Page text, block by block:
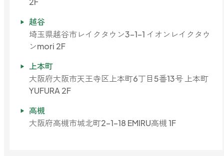
越谷
埼玉県越谷市レイクタウン3-1-1 イオンレイクタウ
ンmori 2F
上本町
大阪府大阪市天王寺区上本町6丁目5番13号 上本町
YUFURA 2F
高槻
大阪府高槻市城北町2-1-18 EMIRU高槻 1F